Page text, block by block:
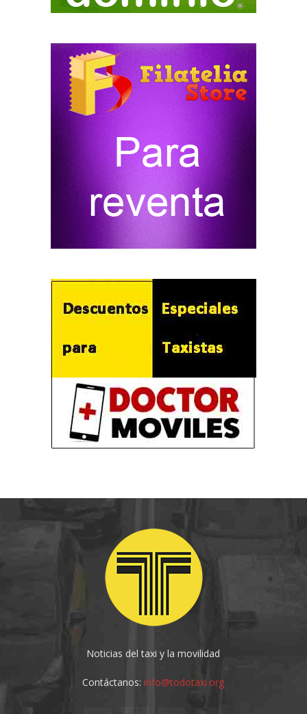
Noticias del taxi y la movilidad
Contáctanos:info@todotaxi.org